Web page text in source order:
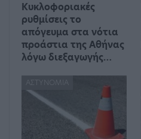
Kυκλοφοριακές
ρυθμίσεις το
απόγευμα στα νότια
προάστια της Αθήνας
λόγω διεξαγωγής…
ΑΣΤΥΝΟΜΊΑ